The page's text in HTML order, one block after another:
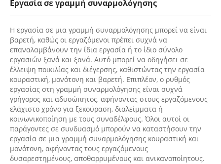
Εργασία σε γραμμή συναρμολόγησης
Η εργασία σε μια γραμμή συναρμολόγησης μπορεί να είναι
βαρετή, καθώς οι εργαζόμενοι πρέπει συχνά να
επαναλαμβάνουν την ίδια εργασία ή το ίδιο σύνολο
εργασιών ξανά και ξανά. Αυτό μπορεί να οδηγήσει σε
έλλειψη ποικιλίας και διέγερσης, καθιστώντας την εργασία
κουραστική, μονότονη και βαρετή. Επιπλέον, ο ρυθμός
εργασίας στη γραμμή συναρμολόγησης είναι συχνά
γρήγορος και αδυσώπητος, αφήνοντας στους εργαζόμενους
ελάχιστο χρόνο για ξεκούραση, διαλείμματα ή
κοινωνικοποίηση με τους συναδέλφους. Όλοι αυτοί οι
παράγοντες σε συνδυασμό μπορούν να καταστήσουν την
εργασία σε μια γραμμή συναρμολόγησης κουραστική και
μονότονη, αφήνοντας τους εργαζόμενους
δυσαρεστημένους, αποθαρρυμένους και ανικανοποίητους.